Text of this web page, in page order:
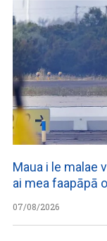
Maua i le malae
ai mea faapāpā
07/08/2026